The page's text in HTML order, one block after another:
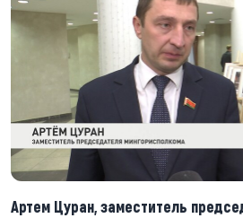
Артем Цуран, заместитель